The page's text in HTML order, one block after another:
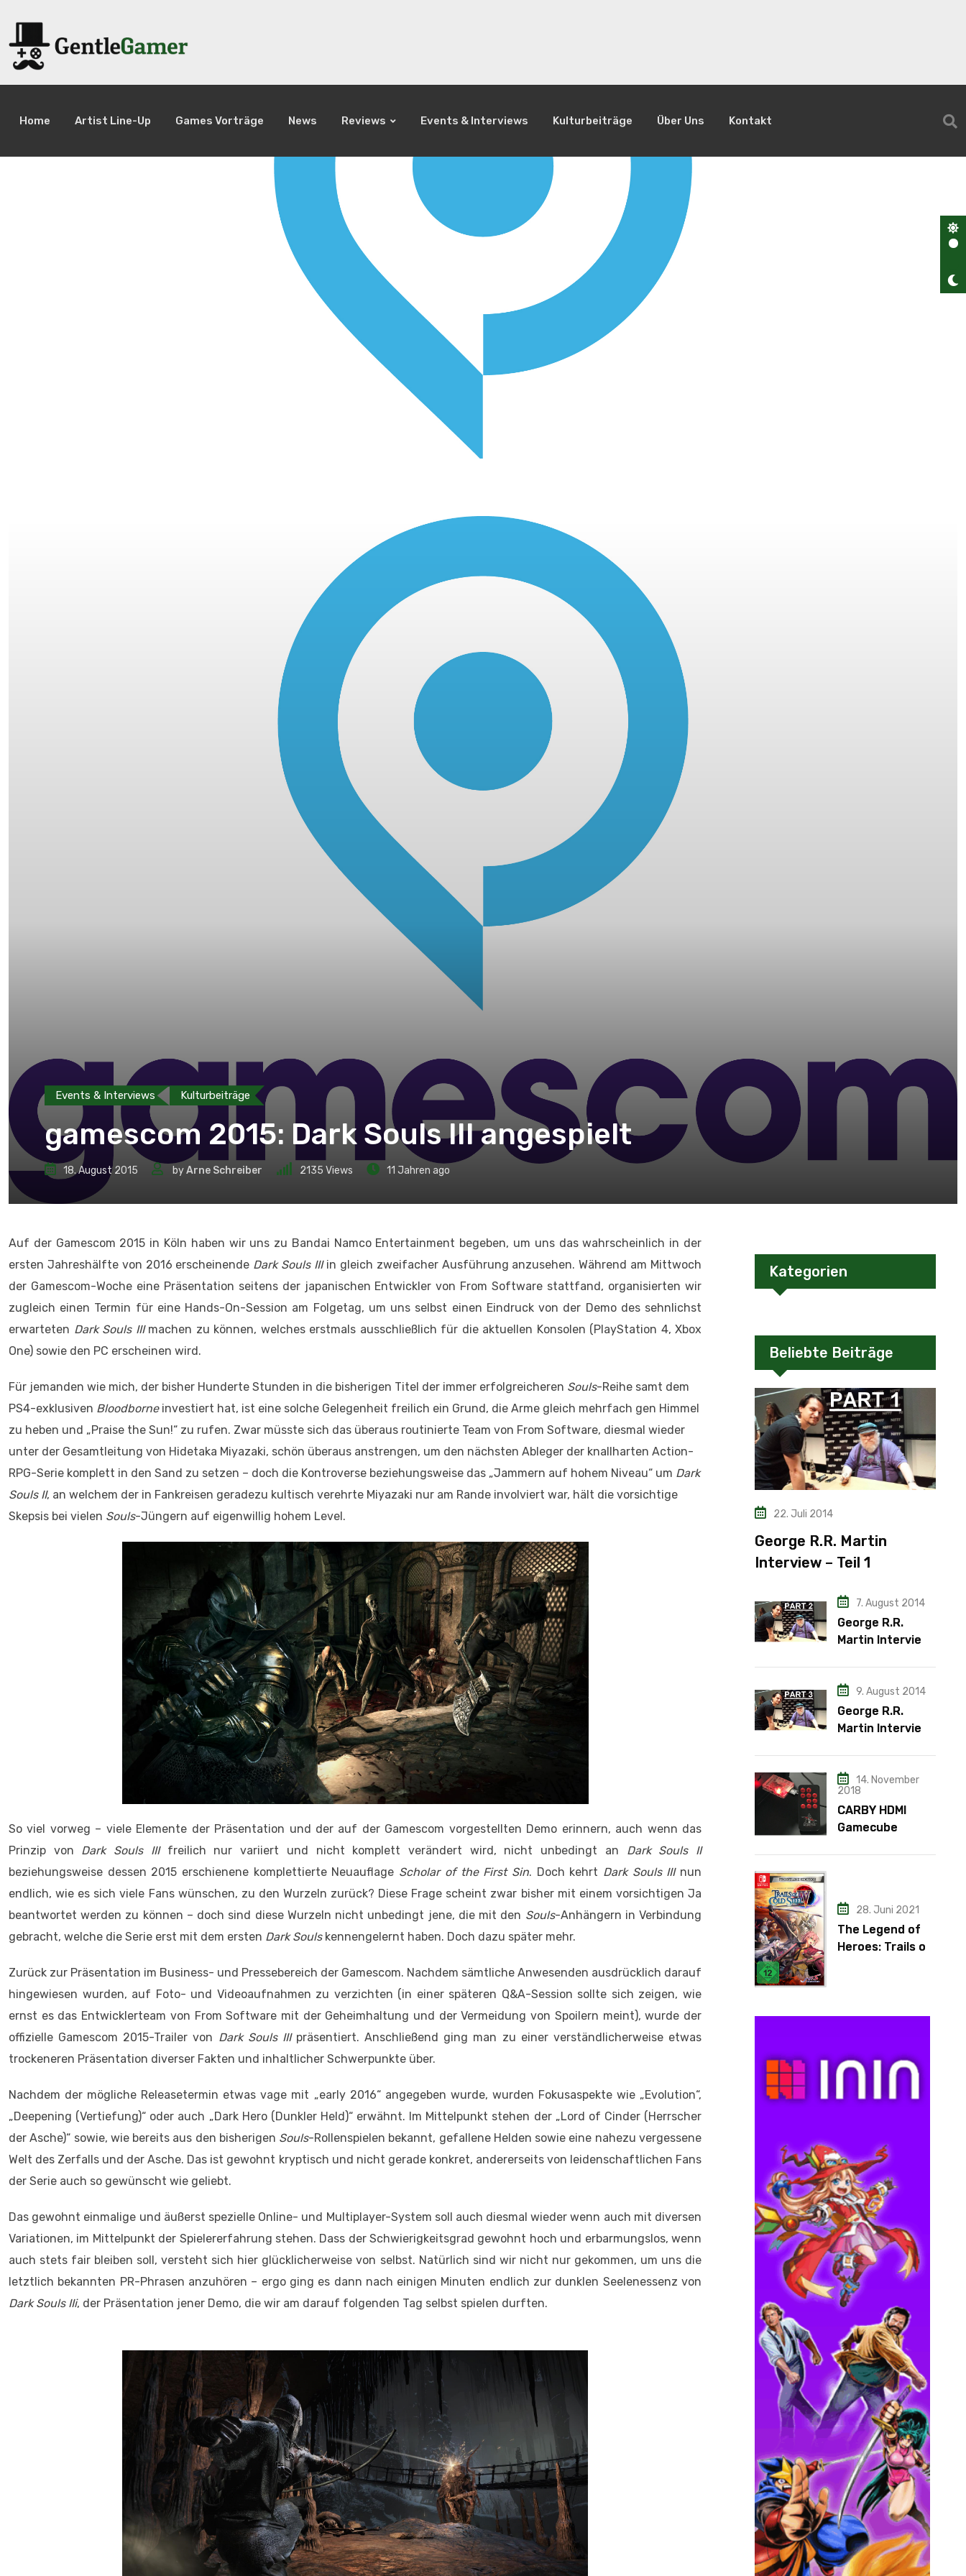
Home Artist Line-Up Games Vorträge News Reviews Events & Interviews Kulturbeiträge Über Uns Kontakt
Events & Interviews Kulturbeiträge
gamescom 2015: Dark Souls III angespielt
18. August 2015 byArne Schreiber 2135 Views 11 Jahren ago
Auf der Gamescom 2015 in Köln haben wir uns zu Bandai Namco Entertainment begeben, um uns das wahrscheinlich in der
ersten Jahreshälfte von 2016 erscheinende Dark Souls IIIin gleich zweifacher Ausführung anzusehen. Während am Mittwoch
der Gamescom-Woche eine Präsentation seitens der japanischen Entwickler von From Software stattfand, organisierten wir
zugleich einen Termin für eine Hands-On-Session am Folgetag, um uns selbst einen Eindruck von der Demo des sehnlichst
erwarteten Dark Souls IIImachen zu können, welches erstmals ausschließlich für die aktuellen Konsolen (PlayStation 4, Xbox
One) sowie den PC erscheinen wird.
Für jemanden wie mich, der bisher Hunderte Stunden in die bisherigen Titel der immer erfolgreicheren Souls-Reihe samt dem
PS4-exklusiven Bloodborneinvestiert hat, ist eine solche Gelegenheit freilich ein Grund, die Arme gleich mehrfach gen Himmel
zu heben und „Praise the Sun!“ zu rufen. Zwar müsste sich das überaus routinierte Team von From Software, diesmal wieder
unter der Gesamtleitung von Hidetaka Miyazaki, schön überaus anstrengen, um den nächsten Ableger der knallharten Action-
RPG-Serie komplett in den Sand zu setzen – doch die Kontroverse beziehungsweise das „Jammern auf hohem Niveau“ um Dark
Souls II, an welchem der in Fankreisen geradezu kultisch verehrte Miyazaki nur am Rande involviert war, hält die vorsichtige
Skepsis bei vielen Souls-Jüngern auf eigenwillig hohem Level.
So viel vorweg – viele Elemente der Präsentation und der auf der Gamescom vorgestellten Demo erinnern, auch wenn das
Prinzip von Dark Souls IIIfreilich nur variiert und nicht komplett verändert wird, nicht unbedingt an Dark Souls II
beziehungsweise dessen 2015 erschienene komplettierte Neuauflage Scholar of the First Sin. Doch kehrt Dark Souls IIInun
endlich, wie es sich viele Fans wünschen, zu den Wurzeln zurück? Diese Frage scheint zwar bisher mit einem vorsichtigen Ja
beantwortet werden zu können – doch sind diese Wurzeln nicht unbedingt jene, die mit den Souls-Anhängern in Verbindung
gebracht, welche die Serie erst mit dem ersten Dark Soulskennengelernt haben. Doch dazu später mehr.
Zurück zur Präsentation im Business- und Pressebereich der Gamescom. Nachdem sämtliche Anwesenden ausdrücklich darauf
hingewiesen wurden, auf Foto- und Videoaufnahmen zu verzichten (in einer späteren Q&A-Session sollte sich zeigen, wie
ernst es das Entwicklerteam von From Software mit der Geheimhaltung und der Vermeidung von Spoilern meint), wurde der
offizielle Gamescom 2015-Trailer von Dark Souls IIIpräsentiert. Anschließend ging man zu einer verständlicherweise etwas
trockeneren Präsentation diverser Fakten und inhaltlicher Schwerpunkte über.
Nachdem der mögliche Releasetermin etwas vage mit „early 2016“ angegeben wurde, wurden Fokusaspekte wie „Evolution“,
„Deepening (Vertiefung)“ oder auch „Dark Hero (Dunkler Held)“ erwähnt. Im Mittelpunkt stehen der „Lord of Cinder (Herrscher
der Asche)“ sowie, wie bereits aus den bisherigen Souls-Rollenspielen bekannt, gefallene Helden sowie eine nahezu vergessene
Welt des Zerfalls und der Asche. Das ist gewohnt kryptisch und nicht gerade konkret, andererseits von leidenschaftlichen Fans
der Serie auch so gewünscht wie geliebt.
Das gewohnt einmalige und äußerst spezielle Online- und Multiplayer-System soll auch diesmal wieder wenn auch mit diversen
Variationen, im Mittelpunkt der Spielererfahrung stehen. Dass der Schwierigkeitsgrad gewohnt hoch und erbarmungslos, wenn
auch stets fair bleiben soll, versteht sich hier glücklicherweise von selbst. Natürlich sind wir nicht nur gekommen, um uns die
letztlich bekannten PR-Phrasen anzuhören – ergo ging es dann nach einigen Minuten endlich zur dunklen Seelenessenz von
Dark Souls IIi, der Präsentation jener Demo, die wir am darauf folgenden Tag selbst spielen durften.
Kategorien
Beliebte Beiträge
22. Juli 2014
George R.R. Martin
Interview – Teil 1
7. August 2014
George R.R.
Martin Interview
9. August 2014
George R.R.
Martin Interview
14. November
2018
CARBY HDMI
Gamecube
28. Juni 2021
The Legend of
Heroes: Trails of